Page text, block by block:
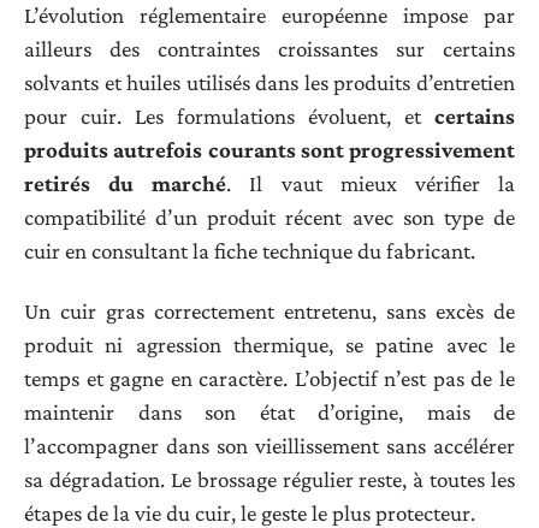
L’évolution réglementaire européenne impose par
ailleurs des contraintes croissantes sur certains
solvants et huiles utilisés dans les produits d’entretien
pour cuir. Les formulations évoluent, et certains
produits autrefois courants sont progressivement
retirés du marché. Il vaut mieux vérifier la
compatibilité d’un produit récent avec son type de
cuir en consultant la fiche technique du fabricant.
Un cuir gras correctement entretenu, sans excès de
produit ni agression thermique, se patine avec le
temps et gagne en caractère. L’objectif n’est pas de le
maintenir dans son état d’origine, mais de
l’accompagner dans son vieillissement sans accélérer
sa dégradation. Le brossage régulier reste, à toutes les
étapes de la vie du cuir, le geste le plus protecteur.